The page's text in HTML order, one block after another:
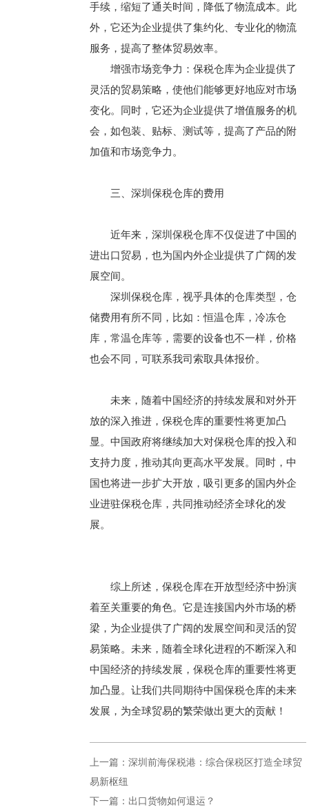
手续，缩短了通关时间，降低了物流成本。此
外，它还为企业提供了集约化、专业化的物流
服务，提高了整体贸易效率。
增强市场竞争力：保税仓库为企业提供了
灵活的贸易策略，使他们能够更好地应对市场
变化。同时，它还为企业提供了增值服务的机
会，如包装、贴标、测试等，提高了产品的附
加值和市场竞争力。
三、深圳保税仓库的费用
近年来，深圳保税仓库不仅促进了中国的
进出口贸易，也为国内外企业提供了广阔的发
展空间。
深圳保税仓库，视乎具体的仓库类型，仓
储费用有所不同，比如：恒温仓库，冷冻仓
库，常温仓库等，需要的设备也不一样，价格
也会不同，可联系我司索取具体报价。
未来，随着中国经济的持续发展和对外开
放的深入推进，保税仓库的重要性将更加凸
显。中国政府将继续加大对保税仓库的投入和
支持力度，推动其向更高水平发展。同时，中
国也将进一步扩大开放，吸引更多的国内外企
业进驻保税仓库，共同推动经济全球化的发
展。
综上所述，保税仓库在开放型经济中扮演
着至关重要的角色。它是连接国内外市场的桥
梁，为企业提供了广阔的发展空间和灵活的贸
易策略。未来，随着全球化进程的不断深入和
中国经济的持续发展，保税仓库的重要性将更
加凸显。让我们共同期待中国保税仓库的未来
发展，为全球贸易的繁荣做出更大的贡献！
上一篇：深圳前海保税港：综合保税区打造全球贸
易新枢纽
下一篇：出口货物如何退运？